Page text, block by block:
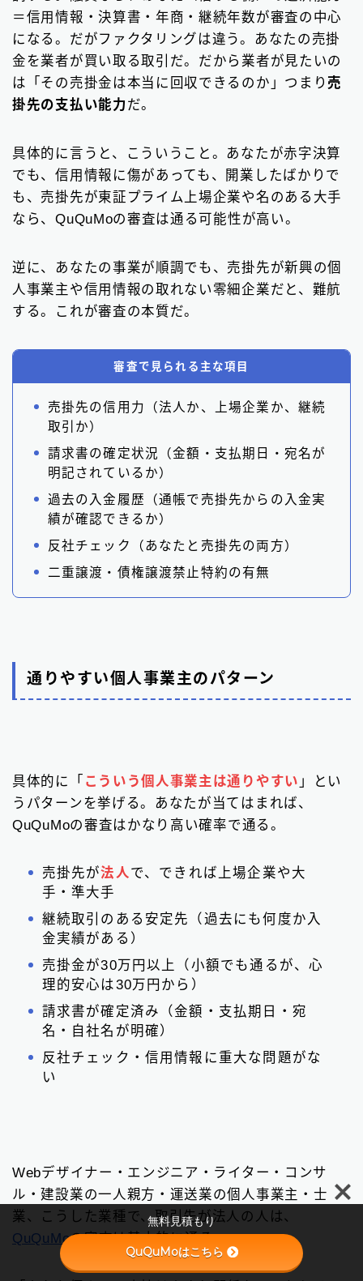
＝信用情報・決算書・年商・継続年数が審査の中心
になる。だがファクタリングは違う。あなたの売掛
金を業者が買い取る取引だ。だから業者が見たいの
は「その売掛金は本当に回収できるのか」つまり 売
掛先の支払い能力だ。
具体的に言うと、こういうこと。あなたが赤字決算
でも、信用情報に傷があっても、開業したばかりで
も、売掛先が東証プライム上場企業や名のある大手
なら、QuQuMoの審査は通る可能性が高い。
逆に、あなたの事業が順調でも、売掛先が新興の個
人事業主や信用情報の取れない零細企業だと、難航
する。これが審査の本質だ。
審査で見られる主な項目
売掛先の信用力（法人か、上場企業か、継続
取引か）
請求書の確定状況（金額・支払期日・宛名が
明記されているか）
過去の入金履歴（通帳で売掛先からの入金実
績が確認できるか）
反社チェック（あなたと売掛先の両方）
二重譲渡・債権譲渡禁止特約の有無
通りやすい個人事業主のパターン
具体的に「 こういう個人事業主は通りやすい 」とい
うパターンを挙げる。あなたが当てはまれば、
QuQuMoの審査はかなり高い確率で通る。
売掛先が法人で、できれば上場企業や大
手・準大手
継続取引のある安定先（過去にも何度か入
金実績がある）
売掛金が30万円以上（小額でも通るが、心
理的安心は30万円から）
請求書が確定済み（金額・支払期日・宛
名・自社名が明確）
反社チェック・信用情報に重大な問題がな
い
Webデザイナー・エンジニア・ライター・コンサ
ル・建設業の一人親方・運送業の個人事業主・士
業、こうした業種で、取引先が法人の人は、
QuQuMoの審査は基本的に通る。
無料見積もり
QuQuMoはこちら